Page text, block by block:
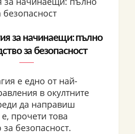
за начинаещи: пълно
за безопасност
е едно от най-
в окултните
да направиш
прочети това
безопасност.